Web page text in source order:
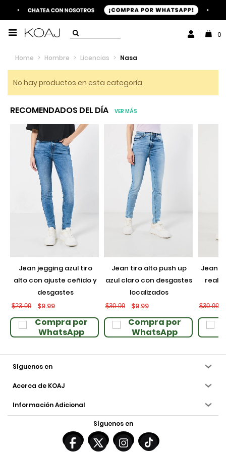
0
Home > Hombre > Licencias > Nasa
No hay productos en esta categoría
RECOMENDADOS DEL DÍA VER MÁS
jean jegging azul tiro
alto con ajuste ceñido y
desgastes
$23.99 $9.99
Compra por
WhatsApp
jean tiro alto push up
azul claro con desgastes
localizados
$30.99 $9.99
Compra por
WhatsApp
jean push up negro con
$30.99
Síguenos en
Acerca de KOAJ
Información Adicional
Síguenos en